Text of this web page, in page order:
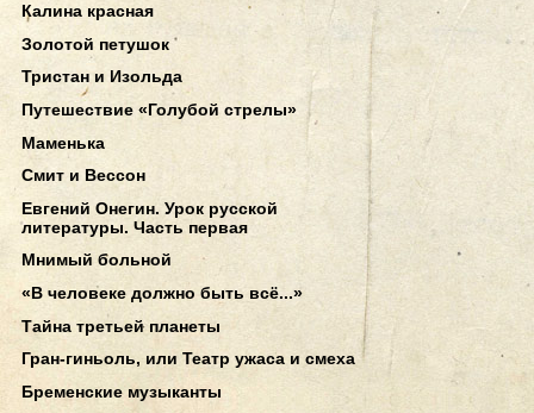
Калина красная
Золотой петушок
Тристан и Изольда
Путешествие «Голубой стрелы»
Маменька
Смит и Вессон
Евгений Онегин. Урок русской
литературы. Часть первая
Мнимый больной
«В человеке должно быть всё...»
Тайна третьей планеты
Гран-гиньоль, или Театр ужаса и смеха
Бременские музыканты